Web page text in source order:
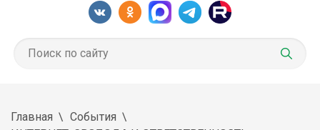
Главная
События